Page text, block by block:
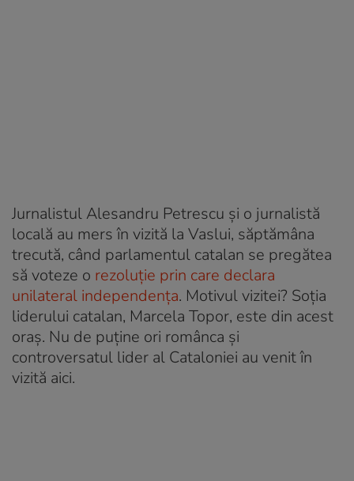
Jurnalistul Alesandru Petrescu și o jurnalistă
locală au mers în vizită la Vaslui, săptămâna
trecută, când parlamentul catalan se pregătea
să voteze o rezoluție prin care declara
unilateral independența. Motivul vizitei? Soția
liderului catalan, Marcela Topor, este din acest
oraș. Nu de puține ori românca și
controversatul lider al Cataloniei au venit în
vizită aici.